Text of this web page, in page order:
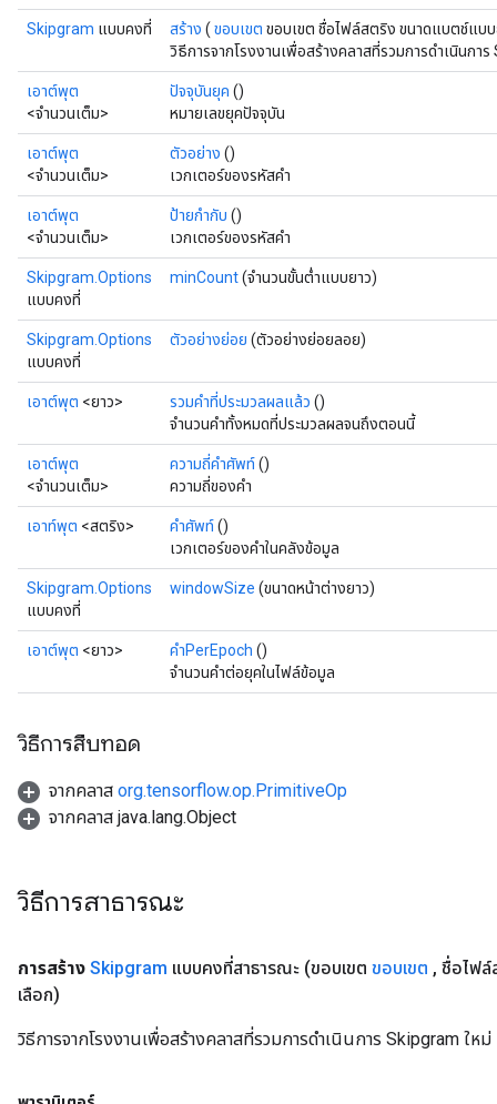
Skipgram แบบคงที่ สร้าง ( ขอบเขต ขอบเขต ชื่อไฟล์สตริง ขนาดแบตช์แบ
วิธีการจากโรงงานเพื่อสร้างคลาสที่รวมการดำเนินกา
เอาต์พุต
<จำนวนเต็ม>
ปัจจุบันยุค ()
หมายเลขยุคปัจจุบัน
เอาต์พุต
<จำนวนเต็ม>
ตัวอย่าง ()
เวกเตอร์ของรหัสคำ
เอาต์พุต
<จำนวนเต็ม>
ป้ายกำกับ ()
เวกเตอร์ของรหัสคำ
Skipgram.Options
แบบคงที่
minCount(จำนวนขั้นต่ำแบบยาว)
Skipgram.Options
แบบคงที่
ตัวอย่างย่อย (ตัวอย่างย่อยลอย)
เอาต์พุต <ยาว> รวมคำที่ประมวลผลแล้ว ()
จำนวนคำทั้งหมดที่ประมวลผลจนถึงตอนนี้
เอาต์พุต
<จำนวนเต็ม>
ความถี่คำศัพท์()
ความถี่ของคำ
เอาท์พุต <สตริง> คำศัพท์()
เวกเตอร์ของคำในคลังข้อมูล
Skipgram.Options
แบบคงที่
windowSize (ขนาดหน้าต่างยาว)
เอาต์พุต <ยาว> คำPerEpoch ()
จำนวนคำต่อยุคในไฟล์ข้อมูล
วิธีการสืบทอด
จากคลาส org.tensorflow.op.PrimitiveOp
จากคลาส java.lang.Object
วิธีการสาธารณะ
การสร้าง Skipgram แบบคงที่สาธารณะ (ขอบเขต ขอบเขต , ชื่อไฟล์
เลือก)
วิธีการจากโรงงานเพื่อสร้างคลาสที่รวมการดำเนินการ Skipgram ใหม่